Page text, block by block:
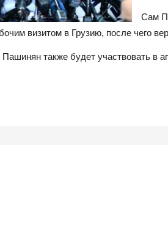
Сам
визитом в Грузию, после чего
также будет участвовать в